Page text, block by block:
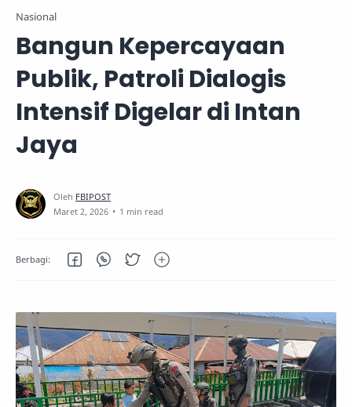
Nasional
Bangun Kepercayaan
Publik, Patroli Dialogis
Intensif Digelar di Intan
Jaya
1 min read